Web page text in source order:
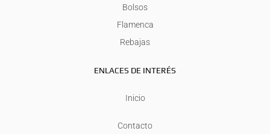
Bolsos
Flamenca
Rebajas
ENLACES DE INTERÉS
Inicio
Contacto